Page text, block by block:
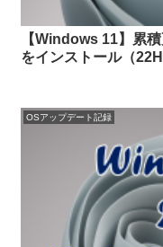
【Windows 11】累
をインストール（
OSアップデート記録